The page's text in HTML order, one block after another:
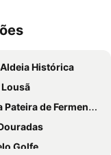
Histórica
de Fermentelos
Golfe